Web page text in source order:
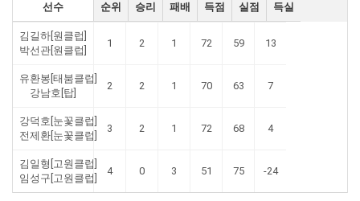
선수 순위 승리 패배 득점 실점 득실
김길하[원클럽]
박선관[원클럽]
1 2 1 72 59 13
유환봉[태붐클럽]
강남호[탑]
2 2 1 70 63 7
강덕호[눈꽃클럽]
전제환[눈꽃클럽]
3 2 1 72 68 4
김일형[고원클럽]
임성구[고원클럽]
4 0 3 51 75 -24